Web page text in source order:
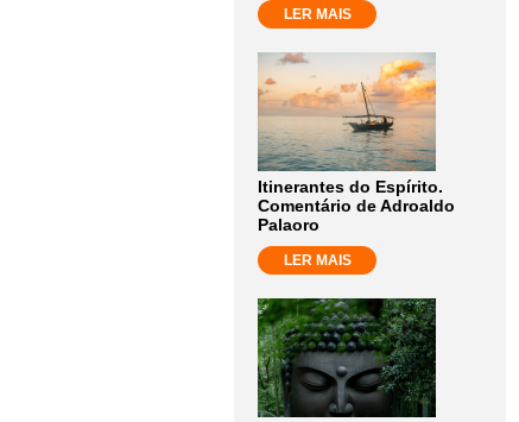
LER MAIS
Itinerantes do Espírito.
Comentário de Adroaldo
Palaoro
LER MAIS